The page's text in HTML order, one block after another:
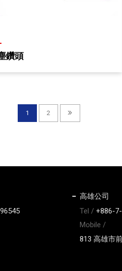
鑽頭
1 2
高雄公司
Tel / +886-
Mobile /
813 高雄市